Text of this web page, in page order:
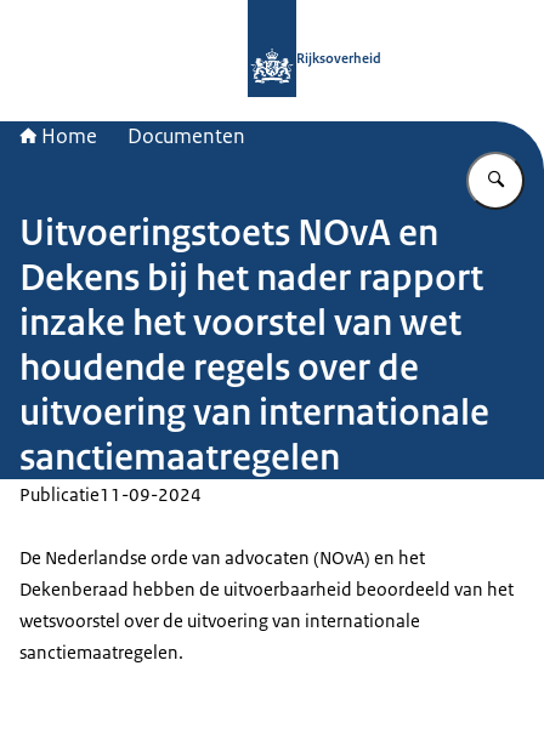
Rijksoverheid
Home Documenten
Uitvoeringstoets NOvA en
Dekens bij het nader rapport
inzake het voorstel van wet
houdende regels over de
uitvoering van internationale
sanctiemaatregelen
Publicatie11-09-2024
De Nederlandse orde van advocaten (NOvA) en het
Dekenberaad hebben de uitvoerbaarheid beoordeeld van het
wetsvoorstel over de uitvoering van internationale
sanctiemaatregelen.